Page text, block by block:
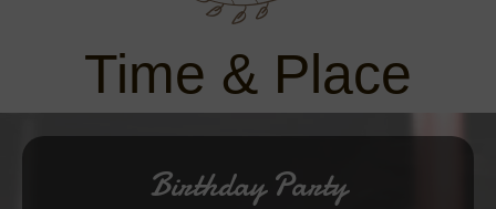
Time & Place
Birthday Party